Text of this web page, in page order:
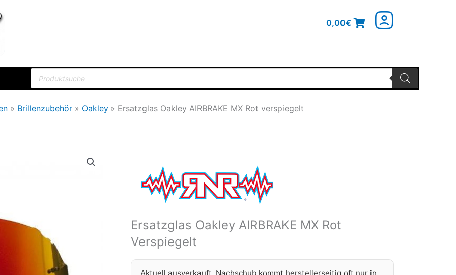
0,00€
Products
search
Brillenzubehör Oakley Ersatzglas Oakley AIRBRAKE MX Rot verspiegelt
Ersatzglas Oakley AIRBRAKE MX Rot
Verspiegelt
Preis
war:
ist: